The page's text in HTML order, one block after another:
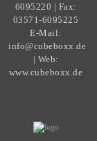
6095220 | Fax:
03571-6095225
E-Mail:
info@cubeboxx.de
| Web:
www.cubeboxx.de